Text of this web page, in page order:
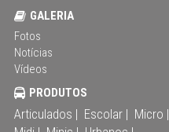
GALERIA
Fotos
Notícias
Vídeos
PRODUTOS
Articulados | Escolar | Micro |